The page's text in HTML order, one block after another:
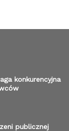
konkurencyjna
publicznej